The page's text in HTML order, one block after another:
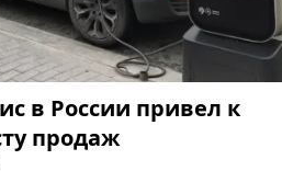
в России привел к
продаж